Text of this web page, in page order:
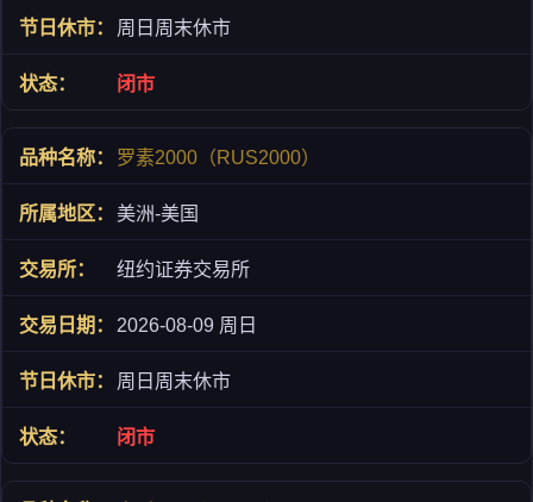
周日周末休市
闭市
罗素2000（RUS2000）
美洲-美国
纽约证券交易所
2026-08-09 周日
周日周末休市
闭市